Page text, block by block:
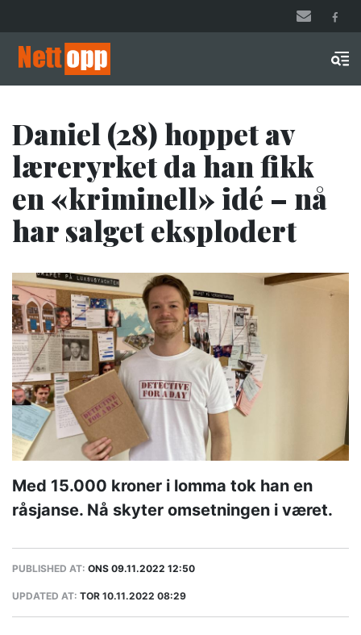
til
hovedinnhold
Daniel (28) hoppet av
læreryrket da han fikk
en «kriminell» idé – nå
har salget eksplodert
Med 15.000 kroner i lomma tok han en
råsjanse. Nå skyter omsetningen i været.
PUBLISHED AT: ONS 09.11.2022 12:50
UPDATED AT: TOR 10.11.2022 08:29